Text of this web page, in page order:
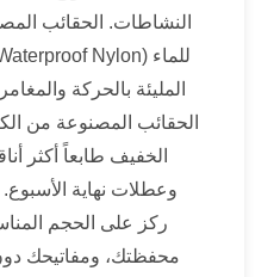
النشاطات. الحقائب
المليئة بالحركة
الخفيف طابعاً أكثر
وعطلات نهاية الأسبوع.
ركز على الحجم
محفظتك، ومفاتيحك